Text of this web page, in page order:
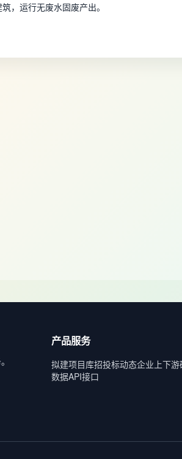
，运行无废水固废产出。
产品服务
拟建项目库招投标动态企业上下游
数据API接口